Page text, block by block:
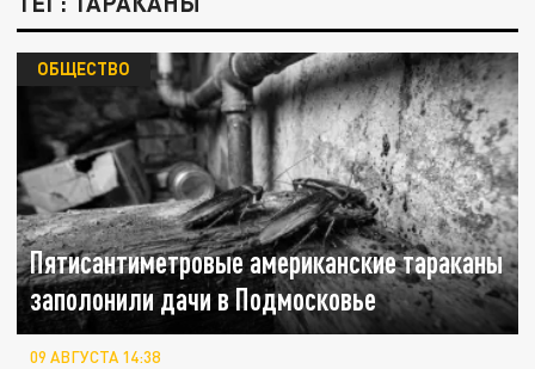
Пятисантиметровые американские тараканы
заполонили дачи в Подмосковье
ОБЩЕСТВО
09 АВГУСТА 14:38